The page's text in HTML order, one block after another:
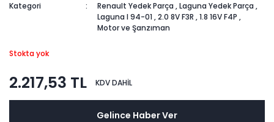
Kategori
Renault Yedek Parça ,Laguna Yedek Parça ,
Laguna I 94-01,2.0 8V F3R ,1.8 16V F4P ,
Motor ve Şanzıman
Stokta yok
2.217,53 TL KDV DAHİL
Gelince Haber Ver